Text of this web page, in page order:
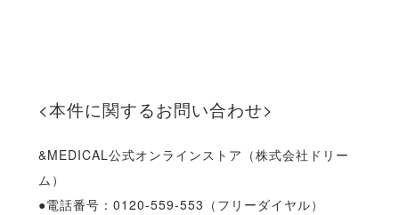
<本件に関するお問い合わせ>
&MEDICAL公式オンラインストア（株式会社ドリー
ム）
●電話番号：0120-559-553（フリーダイヤル）